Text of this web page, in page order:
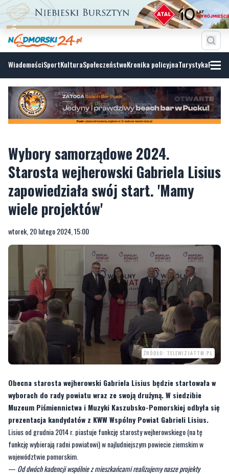
WiadomościSportKulturaSpołeczeństwoKronika policyjnaTurystyka
Wybory samorządowe 2024.
zapowiedziała swój start. 'Mamy
wiele projektów'
wtorek, 20 lutego 2024, 15:00
ŹRÓDŁO: TELEWIZJATTM.PL
Obecna starosta wejherowski Gabriela Lisius będzie startowała w
wyborach do rady powiatu wraz ze swoją drużyną. W siedzibie
prezentacja kandydatów z KWW Wspólny Powiat Gabrieli Lisius.
Lisius od grudnia 2014 r. piastuje funkcję starosty wejherowskiego (na tę
funkcję wybierają radni powiatowi) w najludniejszym powiecie ziemskim w
województwie pomorskim.
—Od dwóch kadencji wspólnie z mieszkańcami realizujemy nasze projekty
głównie infrastrukturalne w różnych obszarach życia. Też dzięki doskonałej
współpracy i dialogu z mieszkańcami, ale też włodarzami miast i gmin oraz wielu
innych instytucji rządowych i organizacji pozarządowych zostały zrealizowane